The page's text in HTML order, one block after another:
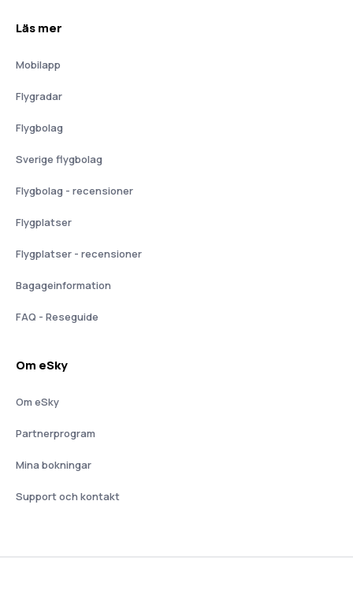
Läs mer
Mobilapp
Flygradar
Flygbolag
Sverige flygbolag
Flygbolag - recensioner
Flygplatser
Flygplatser - recensioner
Bagageinformation
FAQ - Reseguide
Om eSky
Om eSky
Partnerprogram
Mina bokningar
Support och kontakt